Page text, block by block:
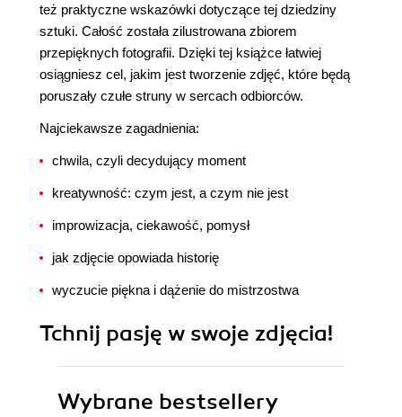
też praktyczne wskazówki dotyczące tej dziedziny
sztuki. Całość została zilustrowana zbiorem
przepięknych fotografii. Dzięki tej książce łatwiej
osiągniesz cel, jakim jest tworzenie zdjęć, które będą
poruszały czułe struny w sercach odbiorców.
Najciekawsze zagadnienia:
chwila, czyli decydujący moment
kreatywność: czym jest, a czym nie jest
improwizacja, ciekawość, pomysł
jak zdjęcie opowiada historię
wyczucie piękna i dążenie do mistrzostwa
Tchnij pasję w swoje zdjęcia!
Wybrane bestsellery